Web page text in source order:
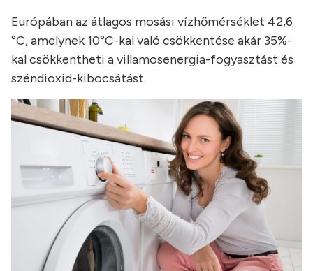
Európában az átlagos mosási vízhőmérséklet 42,6
°C, amelynek 10°C-kal való csökkentése akár 35%-
kal csökkentheti a villamosenergia-fogyasztást és
széndioxid-kibocsátást.